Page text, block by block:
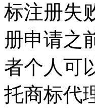
标注册失
册申请之
者个人可
托商标代